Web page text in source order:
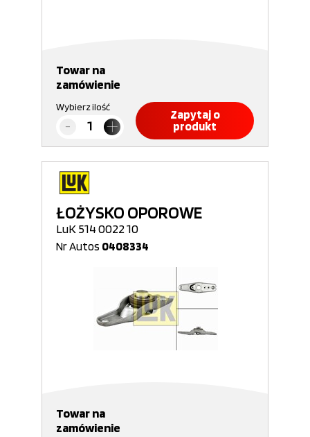
Towar na
zamówienie
Wybierz ilość
Zapytaj o
produkt
ŁOŻYSKO OPOROWE
LuK 514 0022 10
Nr Autos 0408334
Towar na
zamówienie